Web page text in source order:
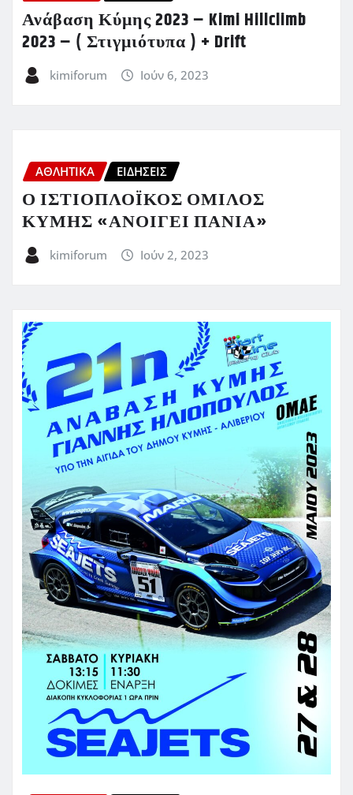
Ανάβαση Κύμης 2023 – Kimi Hillclimb
2023 – ( Στιγμιότυπα ) + Drift
kimiforum Ιούν 6, 2023
ΑΘΛΗΤΙΚΑ ΕΙΔΗΣΕΙΣ
Ο ΙΣΤΙΟΠΛΟΪΚΟΣ ΟΜΙΛΟΣ
ΚΥΜΗΣ «ΑΝΟΙΓΕΙ ΠΑΝΙΑ»
kimiforum Ιούν 2, 2023